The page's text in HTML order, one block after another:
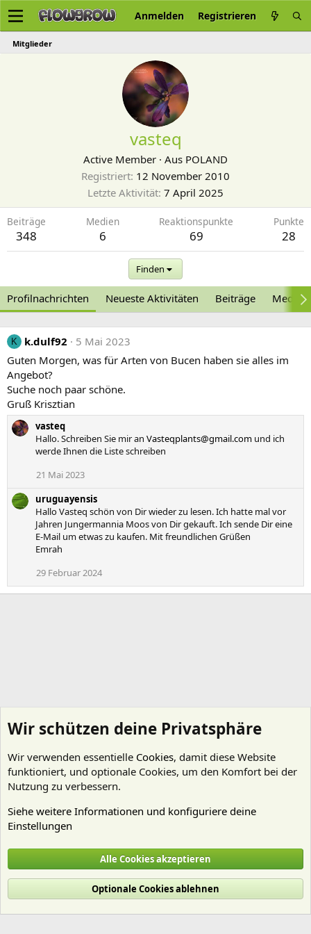
Anmelden Registrieren
Mitglieder
vasteq
Active Member · Aus POLAND
Registriert 12 November 2010
Letzte Aktivität 7 April 2025
Beiträge
348
Medien
6
Reaktionspunkte
69
Punkte
28
Finden
Profilnachrichten Neueste Aktivitäten Beiträge Medien
K k.dulf92
5 Mai 2023
Guten Morgen, was für Arten von Bucen haben sie alles im
Angebot?
Suche noch paar schöne.
Gruß Krisztian
vasteq
Hallo. Schreiben Sie mir an Vasteqplants@gmail.com und ich
werde Ihnen die Liste schreiben
21 Mai 2023
uruguayensis
Hallo Vasteq schön von Dir wieder zu lesen. Ich hatte mal vor
Jahren Jungermannia Moos von Dir gekauft. Ich sende Dir eine
E-Mail um etwas zu kaufen. Mit freundlichen Grüßen
Emrah
29 Februar 2024
Cookies
Deutsch (Du)
Nutzungsbedingungen
Datenschutz Hilfe und Impressum
R
Wir schützen deine Privatsphäre
Wir verwenden essentielle Cookies, damit diese Website
funktioniert, und optionale Cookies, um den Komfort bei der
Nutzung zu verbessern.
Siehe weitere Informationen und konfiguriere deine
Einstellungen
Alle Cookies akzeptieren
Optionale Cookies ablehnen